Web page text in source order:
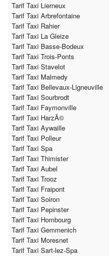
Tarif Taxi Lierneux
Tarif Taxi Arbrefontaine
Tarif Taxi Rahier
Tarif Taxi La Gleize
Tarif Taxi Basse-Bodeux
Tarif Taxi Trois-Ponts
Tarif Taxi Stavelot
Tarif Taxi Malmedy
Tarif Taxi Bellevaux-Ligneuville
Tarif Taxi Sourbrodt
Tarif Taxi Faymonville
Tarif Taxi HarzÃ©
Tarif Taxi Aywaille
Tarif Taxi Polleur
Tarif Taxi Spa
Tarif Taxi Thimister
Tarif Taxi Aubel
Tarif Taxi Trooz
Tarif Taxi Fraipont
Tarif Taxi Soiron
Tarif Taxi Pepinster
Tarif Taxi Hombourg
Tarif Taxi Gemmenich
Tarif Taxi Moresnet
Tarif Taxi Sart-lez-Spa